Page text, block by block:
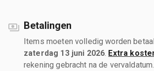
Betalingen
Items moeten volledig worden
zaterdag 13 juni 2026 Extra
rekening gebracht na de vervaldatum.